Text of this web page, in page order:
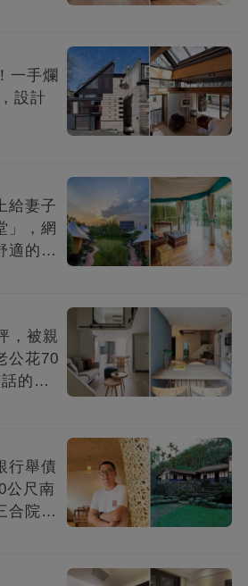
一手爛
設計
給妻子
」，網
適的時
，被親
公花70
的親
行舉債
公尺南
合院，